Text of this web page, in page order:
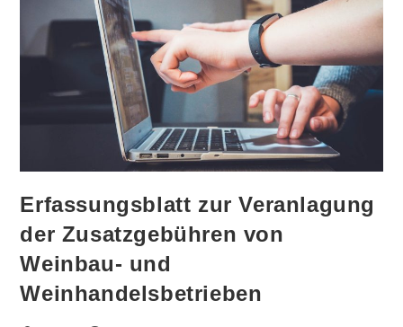
Erfassungsblatt zur Veranlagung
der Zusatzgebühren von
Weinbau- und
Weinhandelsbetrieben